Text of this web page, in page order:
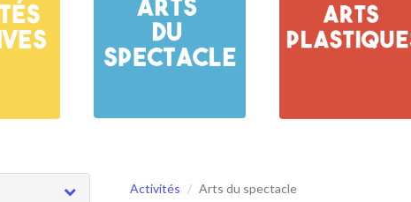
Activités Arts du spectacle